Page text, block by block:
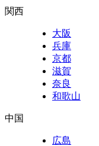
関西
大阪
兵庫
京都
滋賀
奈良
和歌山
中国
広島